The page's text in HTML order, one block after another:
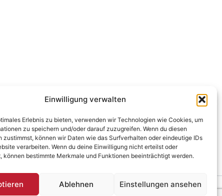
Einwilligung verwalten
Erlebnis zu bieten, verwenden wir Technologien wie Cookies, um
zu speichern und/oder darauf zuzugreifen. Wenn du diesen
zustimmst, können wir Daten wie das Surfverhalten oder eindeutige IDs
verarbeiten. Wenn du deine Einwilligung nicht erteilst oder
können bestimmte Merkmale und Funktionen beeinträchtigt werden.
Ablehnen Einstellungen ansehen
Debüt. Der Beitrag klappert
im Neuland.